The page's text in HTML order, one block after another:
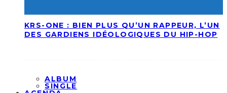
KRS-ONE : BIEN PLUS QU’UN RAPPEUR, L’UN
DES GARDIENS IDÉOLOGIQUES DU HIP-HOP
ALBUM
SINGLE